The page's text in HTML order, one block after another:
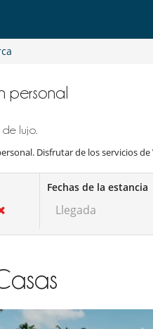
personal
lujo.
Disfrutar de los servicios
Fechas de la estancia